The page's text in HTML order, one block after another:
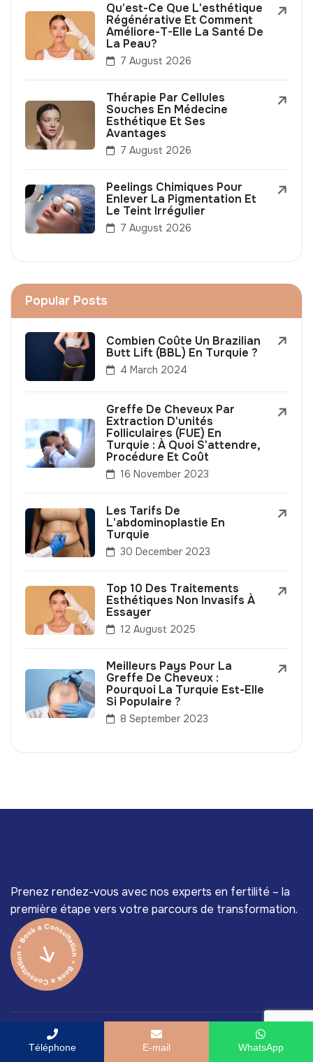
Qu'est-Ce Que L'esthétique
Régénérative Et Comment
Améliore-T-Elle La Santé De
La Peau?
7 August 2026
Thérapie Par Cellules
Souches En Médecine
Esthétique Et Ses
Avantages
7 August 2026
Peelings Chimiques Pour
Enlever La Pigmentation Et
Le Teint Irrégulier
7 August 2026
Popular Posts
Combien Coûte Un Brazilian
Butt Lift (BBL) En Turquie ?
4 March 2024
Greffe De Cheveux Par
Extraction D'unités
Folliculaires (FUE) En
Turquie : À Quoi S'attendre,
Procédure Et Coût
16 November 2023
Les Tarifs De
L'abdominoplastie En
Turquie
30 December 2023
Top 10 Des Traitements
Esthétiques Non Invasifs À
Essayer
12 August 2025
Meilleurs Pays Pour La
Greffe De Cheveux :
Pourquoi La Turquie Est-Elle
Si Populaire ?
8 September 2023
Prenez rendez-vous avec nos experts en fertilité – la
première étape vers votre parcours de transformation.
Téléphone E-mail WhatsApp